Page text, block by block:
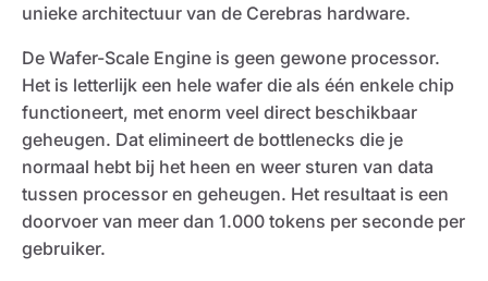
unieke architectuur van de Cerebras hardware.
De Wafer-Scale Engine is geen gewone processor.
Het is letterlijk een hele wafer die als één enkele chip
functioneert, met enorm veel direct beschikbaar
geheugen. Dat elimineert de bottlenecks die je
normaal hebt bij het heen en weer sturen van data
tussen processor en geheugen. Het resultaat is een
doorvoer van meer dan 1.000 tokens per seconde per
gebruiker.